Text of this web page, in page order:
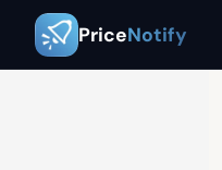
PriceNotify